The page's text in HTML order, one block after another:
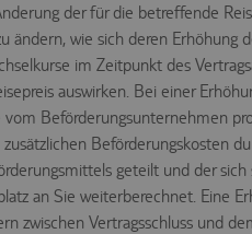
der für die betreffende
ändern, wie sich deren Erhöhung
im Zeitpunkt des
auswirken. Bei einer
Beförderungsunternehmen
Beförderungskosten
geteilt und der sich
an Sie weiterberechnet. Eine
zwischen Vertragsschluss und